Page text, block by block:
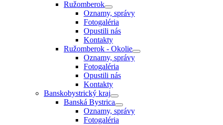
Ružomberok
Oznamy, správy
Fotogaléria
Opustili nás
Kontakty
Ružomberok - Okolie
Oznamy, správy
Fotogaléria
Opustili nás
Kontakty
Banskobystrický kraj
Banská Bystrica
Oznamy, správy
Fotogaléria